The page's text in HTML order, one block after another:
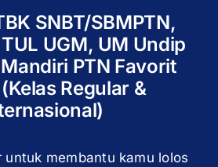
SNBT/SBMPTN,
UGM, UM Undip
PTN Favorit
Regular &
untuk membantu kamu lolos